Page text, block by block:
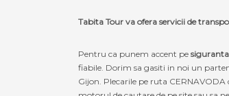
Tabita Tour va ofera servicii de
Pentru ca punem accent pe
fiabile. Dorim sa gasiti in noi un
Gijon. Plecarile pe ruta